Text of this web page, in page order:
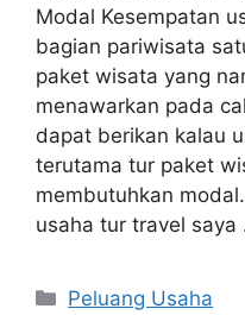
Modal Kesempatan
bagian pariwisata
paket wisata yang
menawarkan pada
dapat berikan kalau
terutama tur paket
membutuhkan
usaha tur travel saya
Categories
Peluang Usaha